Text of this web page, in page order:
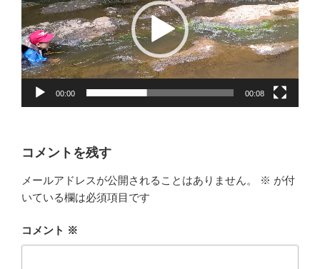
レ
ー
ヤ
ー
00:00 00:08
コメントを残す
メールアドレスが公開されることはありません。 ※ が付
いている欄は必須項目です
コメント ※